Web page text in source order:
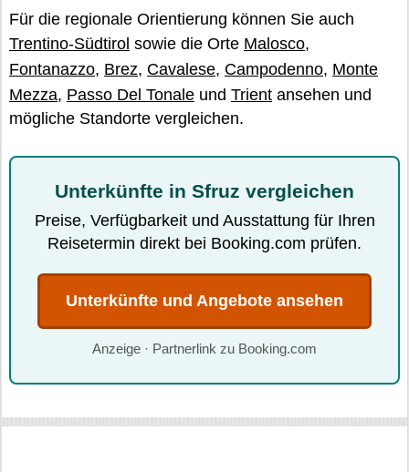
Für die regionale Orientierung können Sie auch
Trentino-Südtirol sowie die Orte Malosco,
Fontanazzo, Brez, Cavalese, Campodenno, Monte
Mezza, Passo Del Tonale und Trient ansehen und
mögliche Standorte vergleichen.
Unterkünfte in Sfruz vergleichen
Preise, Verfügbarkeit und Ausstattung für Ihren
Reisetermin direkt bei Booking.com prüfen.
Unterkünfte und Angebote ansehen
Anzeige · Partnerlink zu Booking.com